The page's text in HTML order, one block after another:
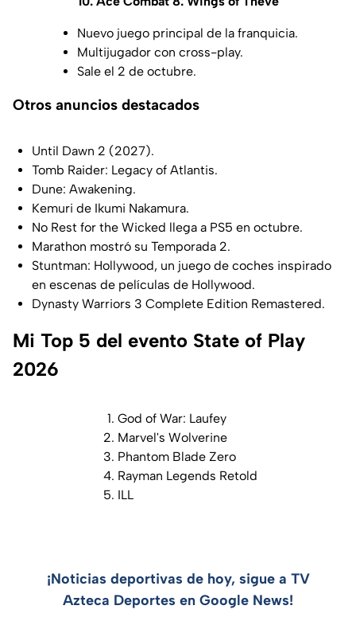
Nuevo juego principal de la franquicia.
Multijugador con cross-play.
Sale el 2 de octubre.
Otros anuncios destacados
Until Dawn 2 (2027).
Tomb Raider: Legacy of Atlantis.
Dune: Awakening.
Kemuri de Ikumi Nakamura.
No Rest for the Wicked llega a PS5 en octubre.
Marathon mostró su Temporada 2.
Stuntman: Hollywood, un juego de coches inspirado
en escenas de películas de Hollywood.
Dynasty Warriors 3 Complete Edition Remastered.
Mi Top 5 del evento State of Play
2026
God of War: Laufey
Marvel's Wolverine
Phantom Blade Zero
Rayman Legends Retold
ILL
¡Noticias deportivas de hoy, sigue a TV
Azteca Deportes en Google News!